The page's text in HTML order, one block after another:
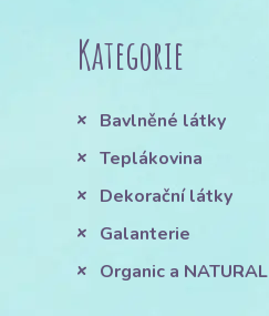
Kategorie
Bavlněné látky
Teplákovina
Dekorační látky
Galanterie
Organic a NATURAL